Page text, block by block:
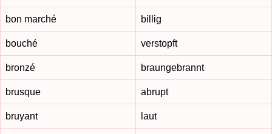
bon marché billig
bouché verstopft
bronzé braungebrannt
brusque abrupt
bruyant laut